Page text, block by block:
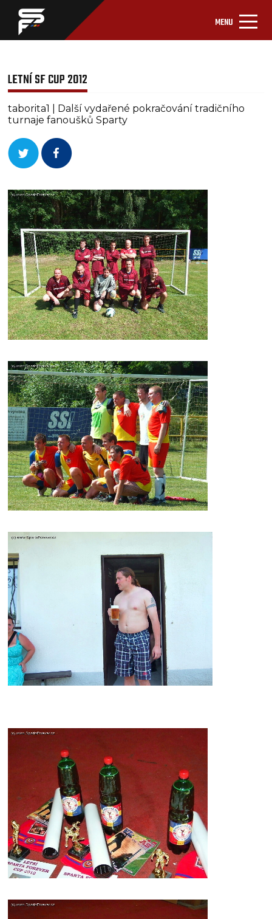
MENU
LETNÍ SF CUP 2012
taborita1 | Další vydařené pokračování tradičního
turnaje fanoušků Sparty